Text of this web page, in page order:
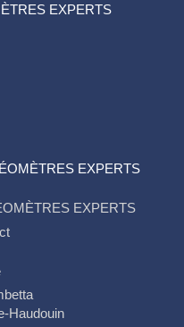
EXPERTS
EXPERTS
EXPERTS
Haudouin